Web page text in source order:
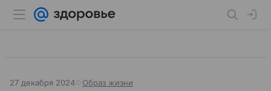
27 декабря 2024 Образ жизни